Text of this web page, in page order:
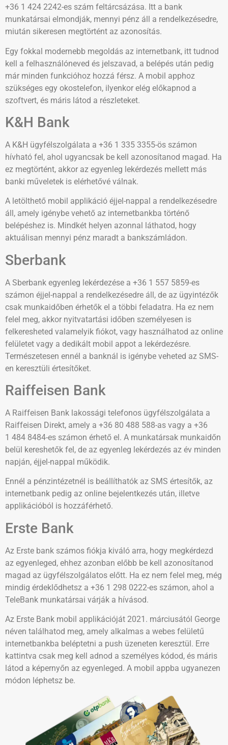
+36 1 424 2242-es szám feltárcsázása. Itt a bank
munkatársai elmondják, mennyi pénz áll a rendelkezésedre,
miután sikeresen megtörtént az azonosítás.
Egy fokkal modernebb megoldás az internetbank, itt tudnod
kell a felhasználóneved és jelszavad, a belépés után pedig
már minden funkcióhoz hozzá férsz. A mobil apphoz
szükséges egy okostelefon, ilyenkor elég előkapnod a
szoftvert, és máris látod a részleteket.
K&H Bank
A K&H ügyfélszolgálata a +36 1 335 3355-ös számon
hívható fel, ahol ugyancsak be kell azonosítanod magad. Ha
ez megtörtént, akkor az egyenleg lekérdezés mellett más
banki műveletek is elérhetővé válnak.
A letölthető mobil applikáció éjjel-nappal a rendelkezésedre
áll, amely igénybe vehető az internetbankba történő
belépéshez is. Mindkét helyen azonnal láthatod, hogy
aktuálisan mennyi pénz maradt a bankszámládon.
Sberbank
A Sberbank egyenleg lekérdezése a +36 1 557 5859-es
számon éjjel-nappal a rendelkezésedre áll, de az ügyintézők
csak munkaidőben érhetők el a többi feladatra. Ha ez nem
felel meg, akkor nyitvatartási időben személyesen is
felkeresheted valamelyik fiókot, vagy használhatod az online
felületet vagy a dedikált mobil appot a lekérdezésre.
Természetesen ennél a banknál is igénybe veheted az SMS-
en keresztüli értesítőket.
Raiffeisen Bank
A Raiffeisen Bank lakossági telefonos ügyfélszolgálata a
Raiffeisen Direkt, amely a +36 80 488 588-as vagy a +36
1 484 8484-es számon érhető el. A munkatársak munkaidőn
belül kereshetők fel, de az egyenleg lekérdezés az év minden
napján, éjjel-nappal működik.
Ennél a pénzintézetnél is beállíthatók az SMS értesítők, az
internetbank pedig az online bejelentkezés után, illetve
applikációból is hozzáférhető.
Erste Bank
Az Erste bank számos fiókja kiváló arra, hogy megkérdezd
az egyenleged, ehhez azonban előbb be kell azonosítanod
magad az ügyfélszolgálatos előtt. Ha ez nem felel meg, még
mindig érdeklődhetsz a +36 1 298 0222-es számon, ahol a
TeleBank munkatársai várják a hívásod.
Az Erste Bank mobil applikációját 2021. márciusától George
néven találhatod meg, amely alkalmas a webes felületű
internetbankba beléptetni a push üzeneten keresztül. Erre
kattintva csak meg kell adnod a személyes kódod, és máris
látod a képernyőn az egyenleged. A mobil appba ugyanezen
módon léphetsz be.